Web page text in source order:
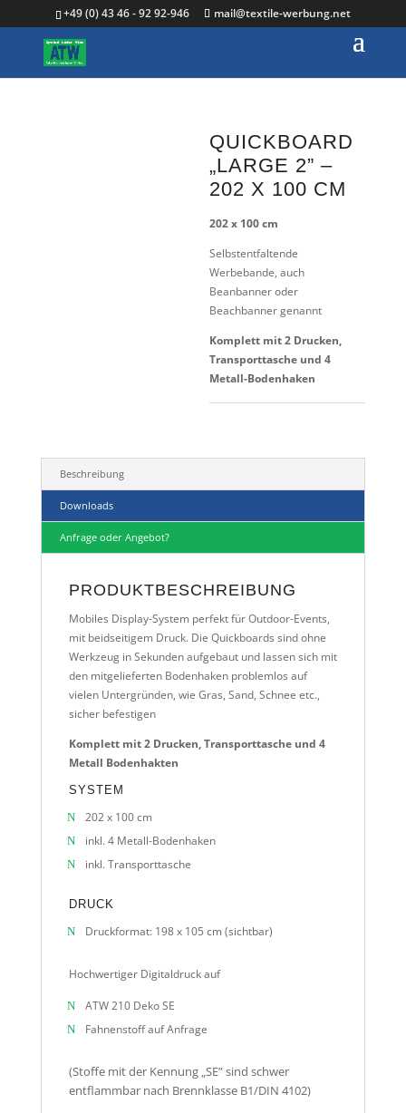
+49 (0) 43 46 - 92 92-946 mail@textile-werbung.net
QUICKBOARD
„LARGE 2” –
202 X 100 CM
202 x 100 cm
Selbstentfaltende
Werbebande, auch
Beanbanner oder
Beachbanner genannt
Komplett mit 2 Drucken,
Transporttasche und 4
Metall-Bodenhaken
Beschreibung
Downloads
Anfrage oder Angebot?
PRODUKTBESCHREIBUNG
Mobiles Display-System perfekt für Outdoor-Events,
mit beidseitigem Druck. Die Quickboards sind ohne
Werkzeug in Sekunden aufgebaut und lassen sich mit
den mitgelieferten Bodenhaken problemlos auf
vielen Untergründen, wie Gras, Sand, Schnee etc.,
sicher befestigen
Komplett mit 2 Drucken, Transporttasche und 4
Metall Bodenhakten
SYSTEM
202 x 100 cm
inkl. 4 Metall-Bodenhaken
inkl. Transporttasche
DRUCK
Druckformat: 198 x 105 cm (sichtbar)
Hochwertiger Digitaldruck auf
ATW 210 Deko SE
Fahnenstoff auf Anfrage
(Stoffe mit der Kennung „SE” sind schwer
entflammbar nach Brennklasse B1/DIN 4102)